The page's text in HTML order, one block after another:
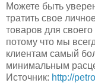
Можете быть
тратить свое
товаров для
потому что мы
клиентам самый
минимальным
Источник: http://